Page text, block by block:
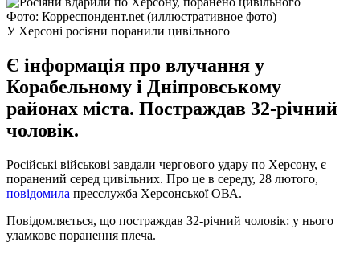
Фото: Корреспондент.net (иллюстративное фото)
У Херсоні росіяни поранили цивільного
Є інформація про влучання у
Корабельному і Дніпровському
районах міста. Постраждав 32-річний
чоловік.
Російські військові завдали чергового удару по Херсону, є
поранений серед цивільних. Про це в середу, 28 лютого,
повідомила пресслужба Херсонської ОВА.
Повідомляється, що постраждав 32-річний чоловік: у нього
уламкове поранення плеча.